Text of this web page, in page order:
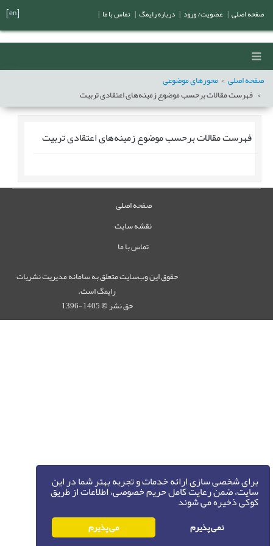
برای شخصی سازی ارائه خدمات و تجربه بهتر شما در این
سایت، ضمن رعایت کامل حریم خصوصی، اطلاعات از طریق
کوکی ذخیره می شوند
نمی پذیرم می پذیرم
صفحه اصلی
محورهای موضوعی
فهرست مقالات برحسب موضوعزمینه‌های اعتقادی تربیت
فهرست مقالات برحسب موضوعزمینه‌های اعتقادی تربیت
صفحه اصلی
نقشه سایت
تماس با ما
حقوق این وب‌سایت متعلق به سامانه مدیریت نشریات
رایمگ است.
حق نشر ©
1405-1396
صفحه اصلی عضویت/ ورود درباره رایمگ تماس با ما